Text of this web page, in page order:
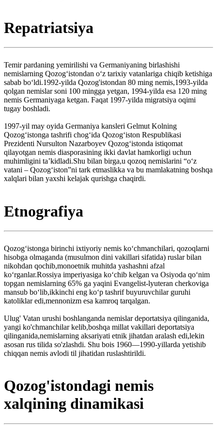
Repatriatsiya
Temir pardaning yemirilishi va Germaniyaning birlashishi
nemislarning Qozogʻistondan oʻz tarixiy vatanlariga chiqib ketishiga
sabab boʻldi.1992-yilda Qozog'istondan 80 ming nemis,1993-yilda
qolgan nemislar soni 100 mingga yetgan, 1994-yilda esa 120 ming
nemis Germaniyaga ketgan. Faqat 1997-yilda migratsiya oqimi
tugay boshladi.
1997-yil may oyida Germaniya kansleri Gelmut Kolning
Qozogʻistonga tashrifi chogʻida Qozogʻiston Respublikasi
Prezidenti Nursulton Nazarboyev Qozogʻistonda istiqomat
qilayotgan nemis diasporasining ikki davlat hamkorligi uchun
muhimligini ta’kidladi.Shu bilan birga,u qozoq nemislarini “oʻz
vatani – Qozogʻiston”ni tark etmaslikka va bu mamlakatning boshqa
xalqlari bilan yaxshi kelajak qurishga chaqirdi.
Etnografiya
Qozogʻistonga birinchi ixtiyoriy nemis koʻchmanchilari, qozoqlarni
hisobga olmaganda (musulmon dini vakillari sifatida) ruslar bilan
nikohdan qochib,monoetnik muhitda yashashni afzal
koʻrganlar.Rossiya imperiyasiga koʻchib kelgan va Osiyoda qoʻnim
topgan nemislarning 65% ga yaqini Evangelist-lyuteran cherkoviga
mansub boʻlib,ikkinchi eng koʻp tashrif buyuruvchilar guruhi
katoliklar edi,mennonizm esa kamroq tarqalgan.
Ulug' Vatan urushi boshlanganda nemislar deportatsiya qilinganida,
yangi ko'chmanchilar kelib,boshqa millat vakillari deportatsiya
qilinganida,nemislarning aksariyati etnik jihatdan aralash edi,lekin
asosan rus tilida so'zlashdi. Shu bois 1960—1990-yillarda yetishib
chiqqan nemis avlodi til jihatidan ruslashtirildi.
Qozog'istondagi nemis
xalqining dinamikasi